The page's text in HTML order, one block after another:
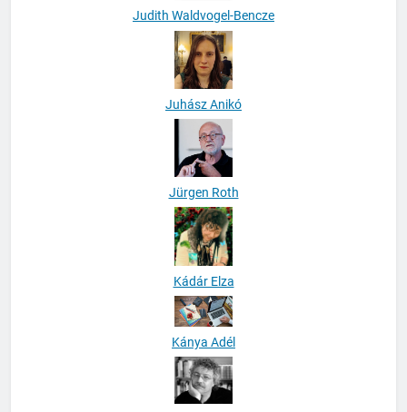
Judith Waldvogel-Bencze
Juhász Anikó
Jürgen Roth
Kádár Elza
Kánya Adél